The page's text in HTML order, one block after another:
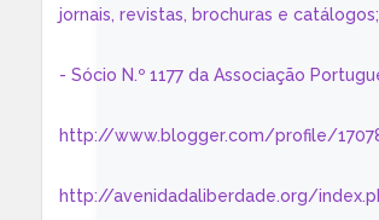
jornais, revistas, brochuras e catálogos;
- Sócio N.º 1177 da Associação
http://www.blogger.com/profile/
http://avenidadaliberdade.org/